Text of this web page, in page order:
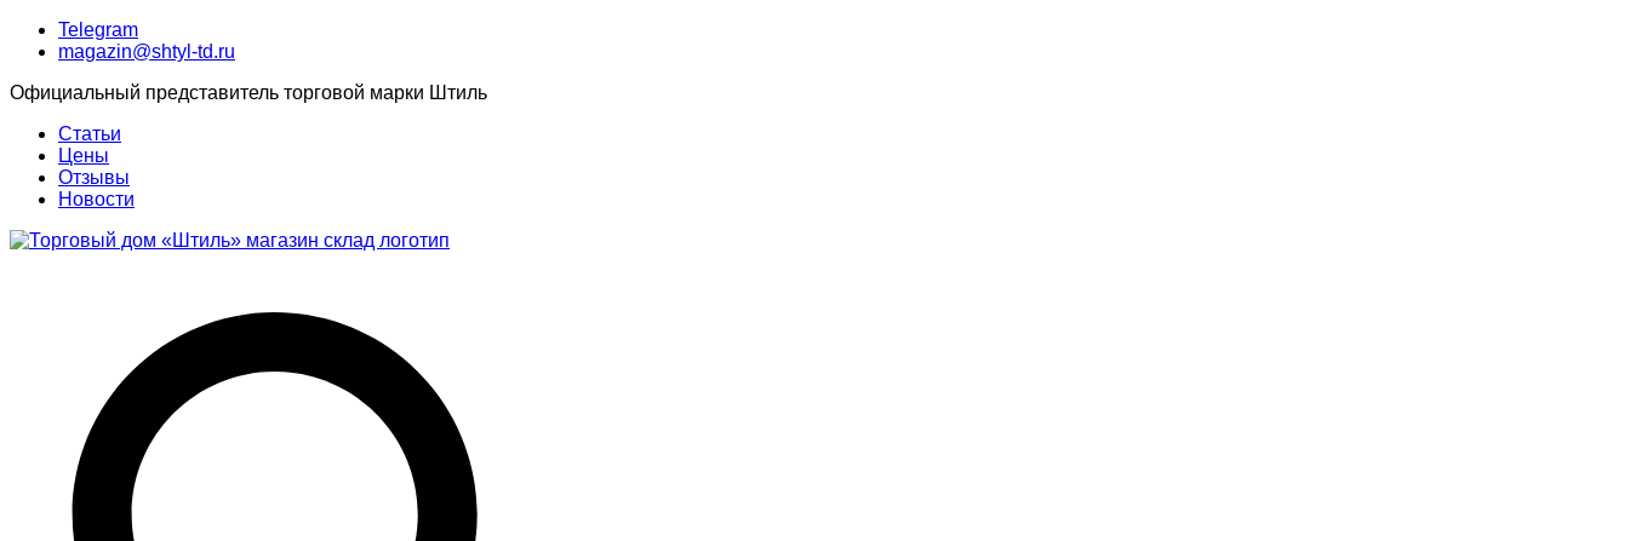
Telegram
magazin@shtyl-td.ru
Официальный представитель торговой марки Штиль
Статьи
Цены
Отзывы
Новости